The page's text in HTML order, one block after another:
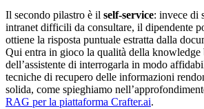
Il secondo pilastro è il self-service: invece di
intranet difficili da consultare, il dipendente
ottiene la risposta puntuale estratta dalla
Qui entra in gioco la qualità della knowledge
dell’assistente di interrogarla in modo
tecniche di recupero delle informazioni
solida, come spieghiamo
RAG per la piattaforma Crafter.ai.